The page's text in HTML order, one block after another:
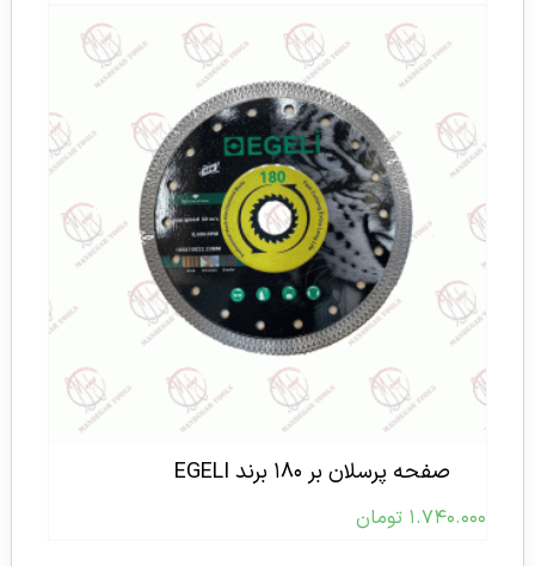
صفحه پرسلان بر ۱۸۰ برند EGELI
۱.۷۴۰.۰۰۰ تومان